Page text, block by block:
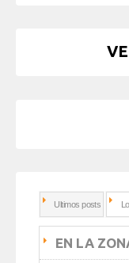
Ultimos posts
EN LA